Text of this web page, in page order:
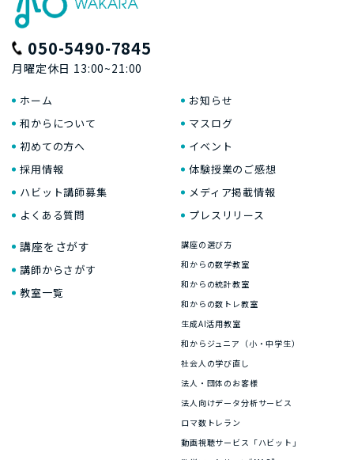
050-5490-7845
月曜定休日 13:00~21:00
ホーム
和からについて
初めての方へ
採用情報
ハビット講師募集
よくある質問
お知らせ
マスログ
イベント
体験授業のご感想
メディア掲載情報
プレスリリース
講座をさがす
講師からさがす
教室一覧
講座の選び方
和からの数学教室
和からの統計教室
和からの数トレ教室
生成AI活用教室
和からジュニア（小・中学生）
社会人の学び直し
法人・団体のお客様
法人向けデータ分析サービス
ロマ数トレラン
動画視聴サービス「ハビット」